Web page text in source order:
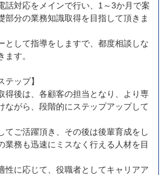
話対応をメインで行い、1～3か月で案
部分の業務知識取得を目指して頂きま
として指導をしますで、都度相談しな
す。
テップ】
得後は、各顧客の担当となり、より専
ながら、段階的にステップアップして
てご活躍頂き、その後は後輩育成をし
業務も迅速にミスなく行える人材を目
性に応じて、役職者としてキャリアア